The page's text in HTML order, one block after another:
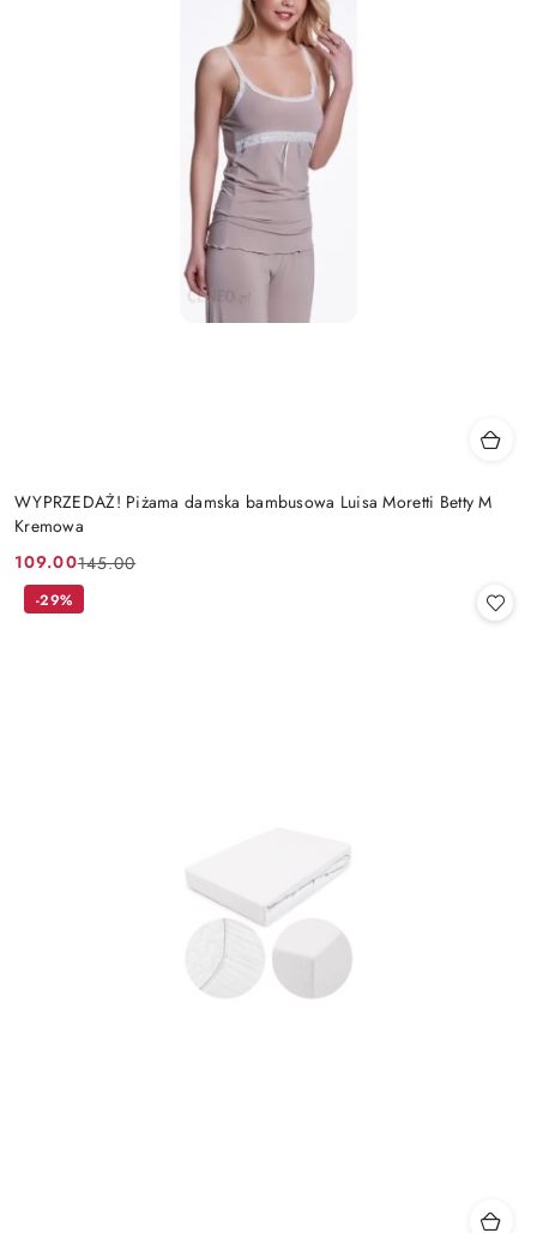
WYPRZEDAŻ! Piżama damska bambusowa Luisa Moretti Betty M
Kremowa
Cena
promocyjna:
109.00
Cena
przed
145.00
-29%